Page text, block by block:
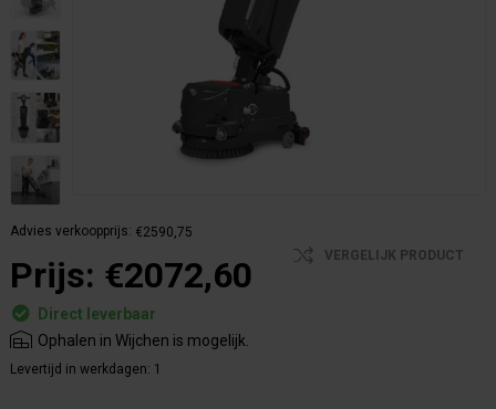
Advies verkoopprijs: €2590,75
Prijs: €2072,60 VERGELIJK PRODUCT
Direct leverbaar
Ophalen in Wijchen is mogelijk.
Levertijd in werkdagen: 1